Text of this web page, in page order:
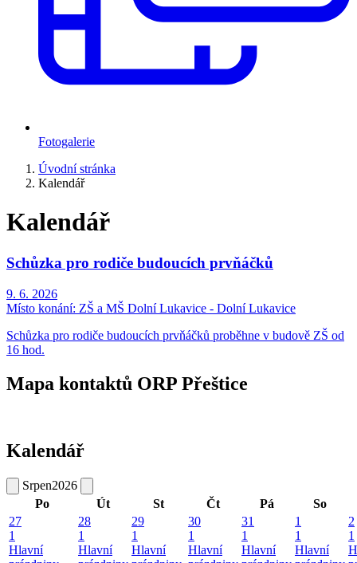
Fotogalerie
Úvodní stránka
Kalendář
Kalendář
Schůzka pro rodiče budoucích prvňáčků
9. 6. 2026
Místo konání: ZŠ a MŠ Dolní Lukavice - Dolní Lukavice
Schůzka pro rodiče budoucích prvňáčků proběhne v budově ZŠ od
16 hod.
Mapa kontaktů ORP Přeštice
Kalendář
Srpen2026
Po
Út St Čt Pá
So
27
1
Hlavní
28
1
Hlavní
29
1
Hlavní
30
1
Hlavní
31
1
Hlavní
1
1
Hlavní
2
1